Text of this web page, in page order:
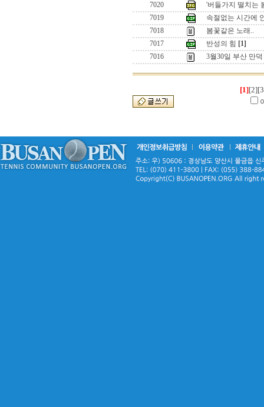
7020
'버들가지 떨치는
7019
속절없는 시간에
7018
봄꽃같은 노래..
7017
반성의 힘 [1]
7016
3월30일 부산 만
[1][2]